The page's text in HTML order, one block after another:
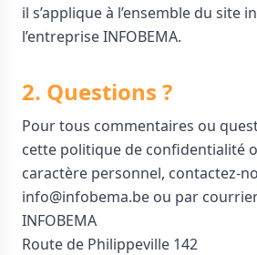
il s’applique à l’ensemble du site
l’entreprise INFOBEMA.
2. Questions ?
Pour tous commentaires ou
cette politique de confidentialité
caractère personnel, contactez-
info@infobema.be ou par
INFOBEMA
Route de Philippeville 142